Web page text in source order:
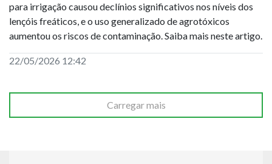
para irrigação causou declínios significativos nos níveis dos
lençóis freáticos, e o uso generalizado de agrotóxicos
aumentou os riscos de contaminação. Saiba mais neste artigo.
22/05/2026 12:42
Carregar mais